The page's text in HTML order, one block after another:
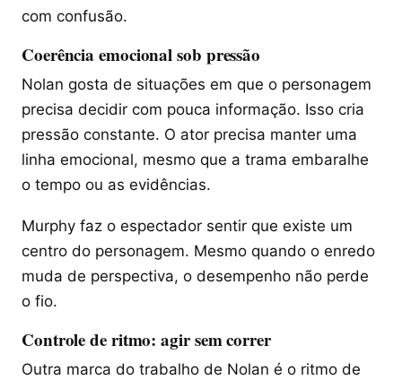
com confusão.
Coerência emocional sob pressão
Nolan gosta de situações em que o personagem
precisa decidir com pouca informação. Isso cria
pressão constante. O ator precisa manter uma
linha emocional, mesmo que a trama embaralhe
o tempo ou as evidências.
Murphy faz o espectador sentir que existe um
centro do personagem. Mesmo quando o enredo
muda de perspectiva, o desempenho não perde
o fio.
Controle de ritmo: agir sem correr
Outra marca do trabalho de Nolan é o ritmo de